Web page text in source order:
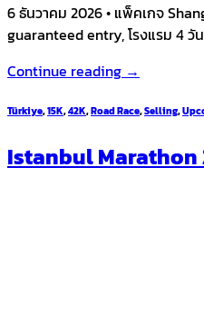
6 ธันวาคม 2026 • แพ็คเกจ
guaranteed entry, โรงแรม 4 วั
Continue reading →
Türkiye,15K,42K,Road Race,Selling,
Istanbul Marathon